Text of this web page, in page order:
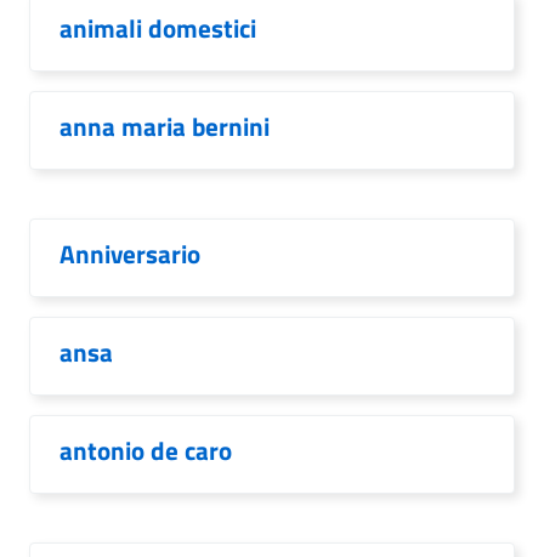
animali domestici
anna maria bernini
Anniversario
ansa
antonio de caro